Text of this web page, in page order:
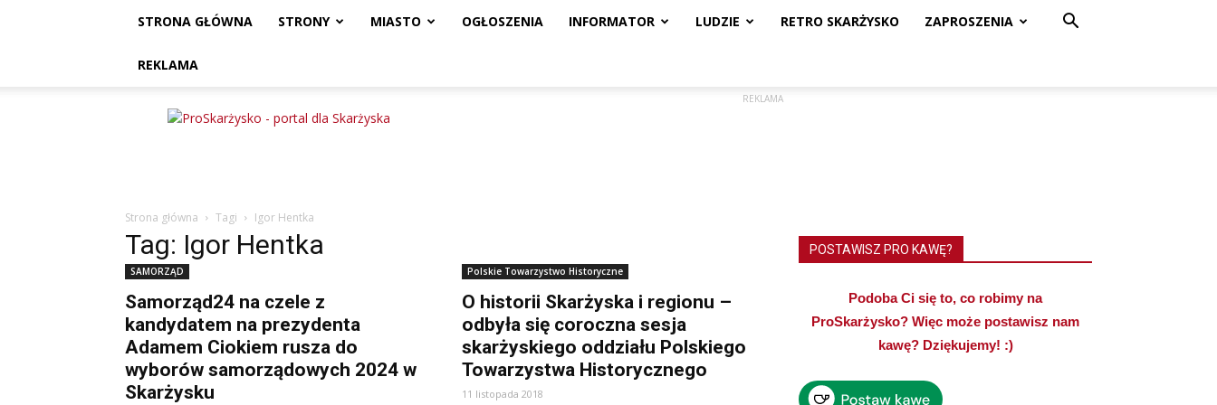
STRONA GŁÓWNA STRONY MIASTO OGŁOSZENIA INFORMATOR LUDZIE RETRO SKARŻYSKO ZAPROSZENIA
REKLAMA
ProSkarżysko
REKLAMA
Strona główna Tagi Igor Hentka
Tag: Igor Hentka
SAMORZĄD
Samorząd24 na czele z
kandydatem na prezydenta
Adamem Ciokiem rusza do
wyborów samorządowych 2024 w
Skarżysku
Polskie Towarzystwo Historyczne
O historii Skarżyska i regionu –
odbyła się coroczna sesja
skarżyskiego oddziału Polskiego
Towarzystwa Historycznego
11 listopada 2018
POSTAWISZ PRO KAWĘ?
Podoba Ci się to, co robimy na
ProSkarżysko? Więc może postawisz nam
kawę? Dziękujemy! :)